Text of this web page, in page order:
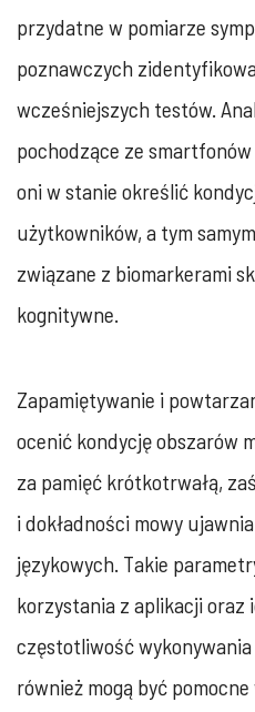
przydatne w pomiarze
poznawczych
wcześniejszych testów.
pochodzące ze
oni w stanie określić
użytkowników, a tym
związane z biomarkerami
kognitywne.
Zapamiętywanie i
ocenić kondycję obszarów
za pamięć krótkotrwałą,
i dokładności mowy
językowych. Takie
korzystania z aplikacji oraz
częstotliwość
również mogą być